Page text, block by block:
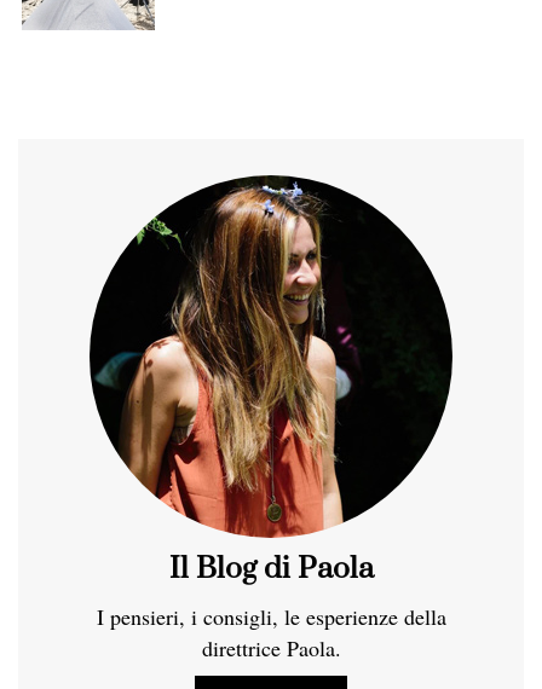
Il Blog di Paola
I pensieri, i consigli, le esperienze della
direttrice Paola.